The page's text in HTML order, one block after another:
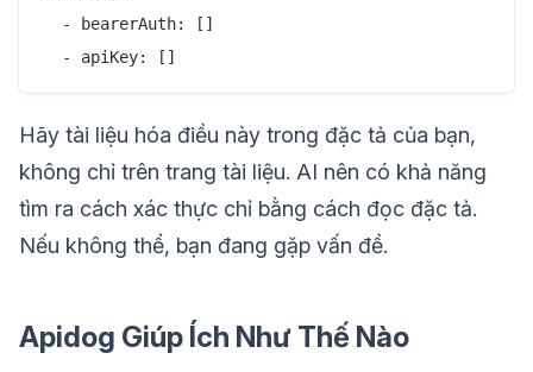
  - bearerAuth: []
Hãy tài liệu hóa điều này trong đặc tả của bạn,
không chỉ trên trang tài liệu. AI nên có khả năng
tìm ra cách xác thực chỉ bằng cách đọc đặc tả.
Nếu không thể, bạn đang gặp vấn đề.
Apidog Giúp Ích Như Thế Nào